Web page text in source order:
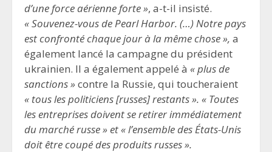
d’une force aérienne forte », a-t-il insisté.
« Souvenez-vous de Pearl Harbor. (…) Notre pays
est confronté chaque jour à la même chose », a
également lancé la campagne du président
ukrainien. Il a également appelé à « plus de
sanctions » contre la Russie, qui toucheraient
« tous les politiciens [russes] restants ». « Toutes
les entreprises doivent se retirer immédiatement
du marché russe » et « l’ensemble des États-Unis
doit être coupé des produits russes ».